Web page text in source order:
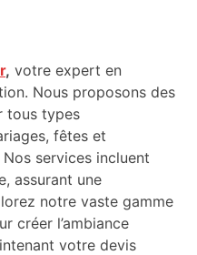
, votre expert en
Nous proposons des
tous types
fêtes et
services incluent
assurant une
notre vaste gamme
créer l’ambiance
votre devis